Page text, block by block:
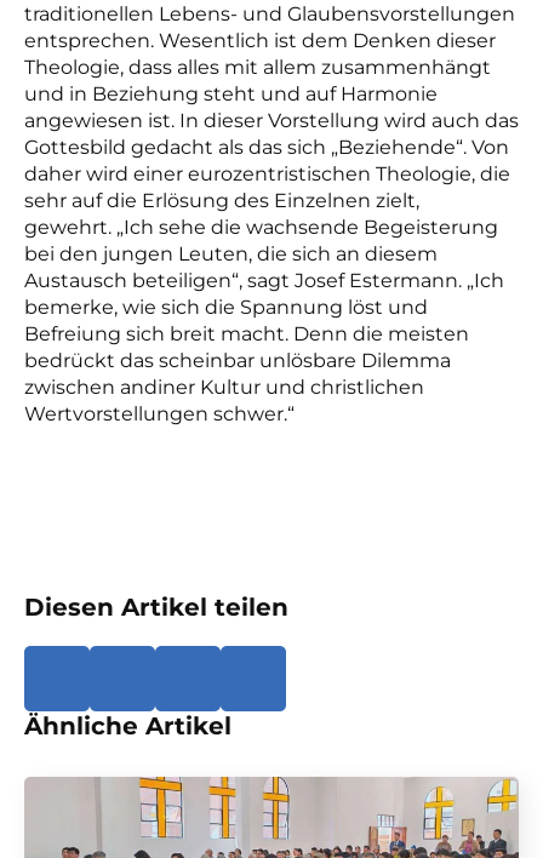
traditionellen Lebens- und Glaubensvorstellungen
entsprechen. Wesentlich ist dem Denken dieser
Theologie, dass alles mit allem zusammenhängt
und in Beziehung steht und auf Harmonie
angewiesen ist. In dieser Vorstellung wird auch das
Gottesbild gedacht als das sich „Beziehende“. Von
daher wird einer eurozentristischen Theologie, die
sehr auf die Erlösung des Einzelnen zielt,
gewehrt. „Ich sehe die wachsende Begeisterung
bei den jungen Leuten, die sich an diesem
Austausch beteiligen“, sagt Josef Estermann. „Ich
bemerke, wie sich die Spannung löst und
Befreiung sich breit macht. Denn die meisten
bedrückt das scheinbar unlösbare Dilemma
zwischen andiner Kultur und christlichen
Wertvorstellungen schwer.“
Diesen Artikel teilen
Ähnliche Artikel